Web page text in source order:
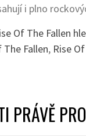
i plno
Of The Fallen
The Fallen, Rise
PRÁVĚ